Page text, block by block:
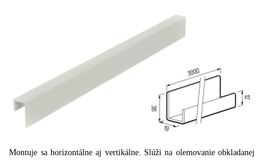
Montuje sa horizontálne aj vertikálne. Slúži na olemovanie obkladanej